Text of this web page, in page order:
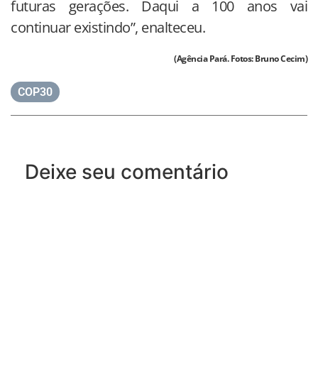
futuras gerações. Daqui a 100 anos vai
continuar existindo”, enalteceu.
(Agência Pará. Fotos: Bruno Cecim)
COP30
Deixe seu comentário